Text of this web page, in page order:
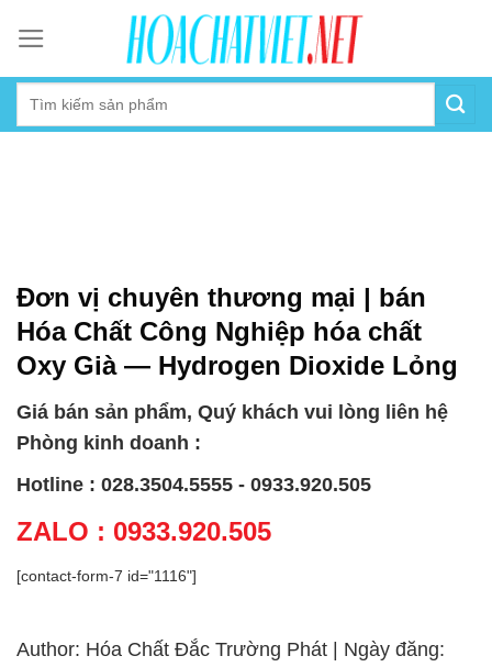
content
Đơn vị chuyên thương mại | bán
Hóa Chất Công Nghiệp hóa chất
Oxy Già — Hydrogen Dioxide Lỏng
Giá bán sản phẩm, Quý khách vui lòng liên hệ
Phòng kinh doanh :
Hotline : 028.3504.5555 - 0933.920.505
ZALO : 0933.920.505
[contact-form-7 id="1116"]
Author: Hóa Chất Đắc Trường Phát | Ngày đăng: